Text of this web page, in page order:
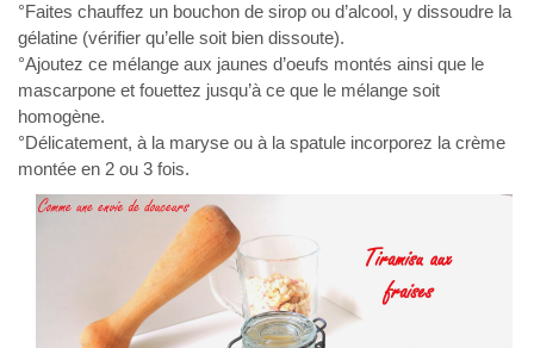
°Faites chauffez un bouchon de sirop ou d’alcool, y dissoudre la
gélatine (vérifier qu’elle soit bien dissoute).
°Ajoutez ce mélange aux jaunes d’oeufs montés ainsi que le
mascarpone et fouettez jusqu’à ce que le mélange soit
homogène.
°Délicatement, à la maryse ou à la spatule incorporez la crème
montée en 2 ou 3 fois.